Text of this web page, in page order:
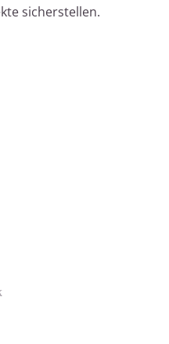
sicherstellen.